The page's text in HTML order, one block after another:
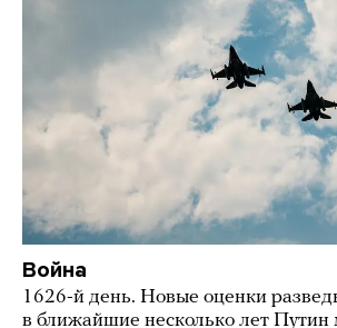
Война
1626-й день. Новые оценки
в ближайшие несколько лет